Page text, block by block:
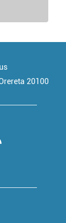
20100